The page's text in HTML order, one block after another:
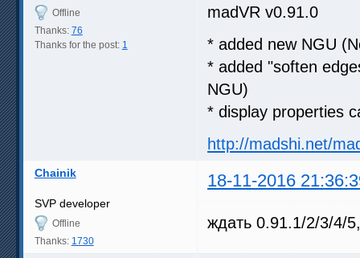
Offline
Thanks: 76
Thanks for the post: 1
madVR v0.91.0
* added new NGU
* added "soften
NGU)
* display properties
http://madshi.net/
Chainik 18-11-2016
SVP developer
Offline
Thanks: 1730
ждать 0.91.1/2/3/4/